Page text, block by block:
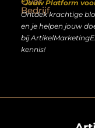
Bedrijf
“Jouw Platform
Ontdek krachtige
en je helpen jouw
bij
kennis!